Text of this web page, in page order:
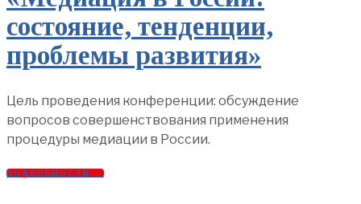
состояние, тенденции,
проблемы развития»
Цель проведения конференции: обсуждение
вопросов совершенствования применения
процедуры медиации в России.
ПОДРОБНОСТИ →